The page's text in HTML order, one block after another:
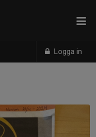
Logga in